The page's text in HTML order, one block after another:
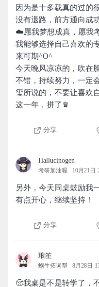
因为是十多载真的过的
没有退路，前方通向成
☁️愿我梦想成真，愿我
我能够选择自己喜欢的
来可期^O^
今天晚风凉凉的，吹在
不错，持续努力，一定
玺所说的，不要让喜欢
这一年，拼了♛
分享
Hallucinogen
考研加油喔 10月21日
另外，今天同桌鼓励我
有点开心，继续坚持！
分享
琅笙
蜗牛拓词帮 8月28日
🥺我桌是不是转学了，